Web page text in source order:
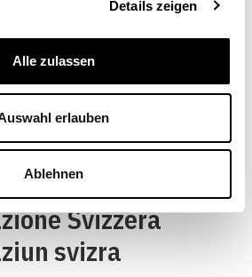
Details zeigen
Alle zulassen
erlauben
Ablehnen
suisse
Svizzera
svizra